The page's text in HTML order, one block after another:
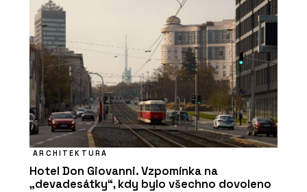
ARCHITEKTURA
Hotel Don Giovanni. Vzpomínka na
„devadesátky“, kdy bylo všechno dovoleno